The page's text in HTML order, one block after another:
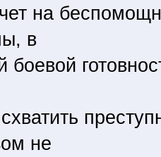
на
в
боевой
не